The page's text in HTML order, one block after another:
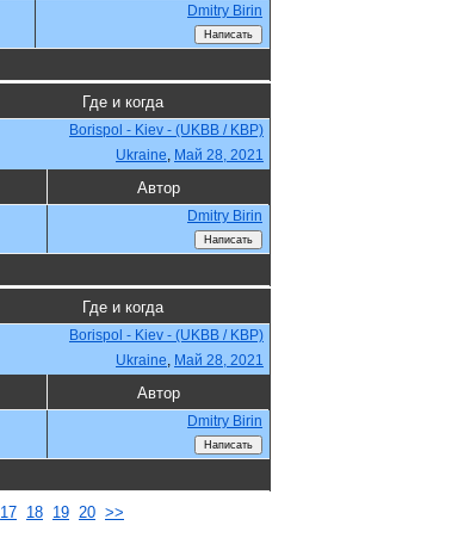
Dmitry Birin
Где и когда
Borispol - Kiev - (UKBB / KBP)
Ukraine, Май 28, 2021
Автор
Dmitry Birin
Где и когда
Borispol - Kiev - (UKBB / KBP)
Ukraine, Май 28, 2021
Автор
Dmitry Birin
17 18 19 20 >>